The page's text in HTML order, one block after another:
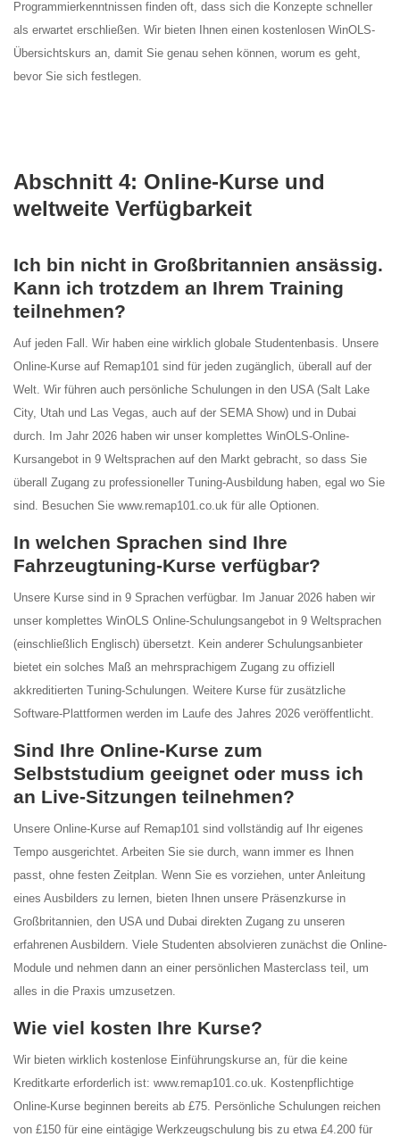
Programmierkenntnissen finden oft, dass sich die Konzepte schneller
als erwartet erschließen. Wir bieten Ihnen einen kostenlosen WinOLS-
Übersichtskurs an, damit Sie genau sehen können, worum es geht,
bevor Sie sich festlegen.
Abschnitt 4: Online-Kurse und
weltweite Verfügbarkeit
Ich bin nicht in Großbritannien ansässig.
Kann ich trotzdem an Ihrem Training
teilnehmen?
Auf jeden Fall. Wir haben eine wirklich globale Studentenbasis. Unsere
Online-Kurse auf Remap101 sind für jeden zugänglich, überall auf der
Welt. Wir führen auch persönliche Schulungen in den USA (Salt Lake
City, Utah und Las Vegas, auch auf der SEMA Show) und in Dubai
durch. Im Jahr 2026 haben wir unser komplettes WinOLS-Online-
Kursangebot in 9 Weltsprachen auf den Markt gebracht, so dass Sie
überall Zugang zu professioneller Tuning-Ausbildung haben, egal wo Sie
sind. Besuchen Sie www.remap101.co.uk für alle Optionen.
In welchen Sprachen sind Ihre
Fahrzeugtuning-Kurse verfügbar?
Unsere Kurse sind in 9 Sprachen verfügbar. Im Januar 2026 haben wir
unser komplettes WinOLS Online-Schulungsangebot in 9 Weltsprachen
(einschließlich Englisch) übersetzt. Kein anderer Schulungsanbieter
bietet ein solches Maß an mehrsprachigem Zugang zu offiziell
akkreditierten Tuning-Schulungen. Weitere Kurse für zusätzliche
Software-Plattformen werden im Laufe des Jahres 2026 veröffentlicht.
Sind Ihre Online-Kurse zum
Selbststudium geeignet oder muss ich
an Live-Sitzungen teilnehmen?
Unsere Online-Kurse auf Remap101 sind vollständig auf Ihr eigenes
Tempo ausgerichtet. Arbeiten Sie sie durch, wann immer es Ihnen
passt, ohne festen Zeitplan. Wenn Sie es vorziehen, unter Anleitung
eines Ausbilders zu lernen, bieten Ihnen unsere Präsenzkurse in
Großbritannien, den USA und Dubai direkten Zugang zu unseren
erfahrenen Ausbildern. Viele Studenten absolvieren zunächst die Online-
Module und nehmen dann an einer persönlichen Masterclass teil, um
alles in die Praxis umzusetzen.
Wie viel kosten Ihre Kurse?
Wir bieten wirklich kostenlose Einführungskurse an, für die keine
Kreditkarte erforderlich ist: www.remap101.co.uk. Kostenpflichtige
Online-Kurse beginnen bereits ab £75. Persönliche Schulungen reichen
von £150 für eine eintägige Werkzeugschulung bis zu etwa £4.200 für